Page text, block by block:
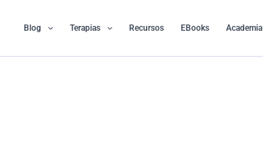
Blog Terapias Recursos EBooks Academia